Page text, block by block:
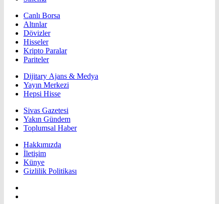
Canlı Borsa
Altınlar
Dövizler
Hisseler
Kripto Paralar
Pariteler
Dijitary Ajans & Medya
Yayın Merkezi
Hepsi Hisse
Sivas Gazetesi
Yakın Gündem
Toplumsal Haber
Hakkımızda
İletişim
Künye
Gizlilik Politikası